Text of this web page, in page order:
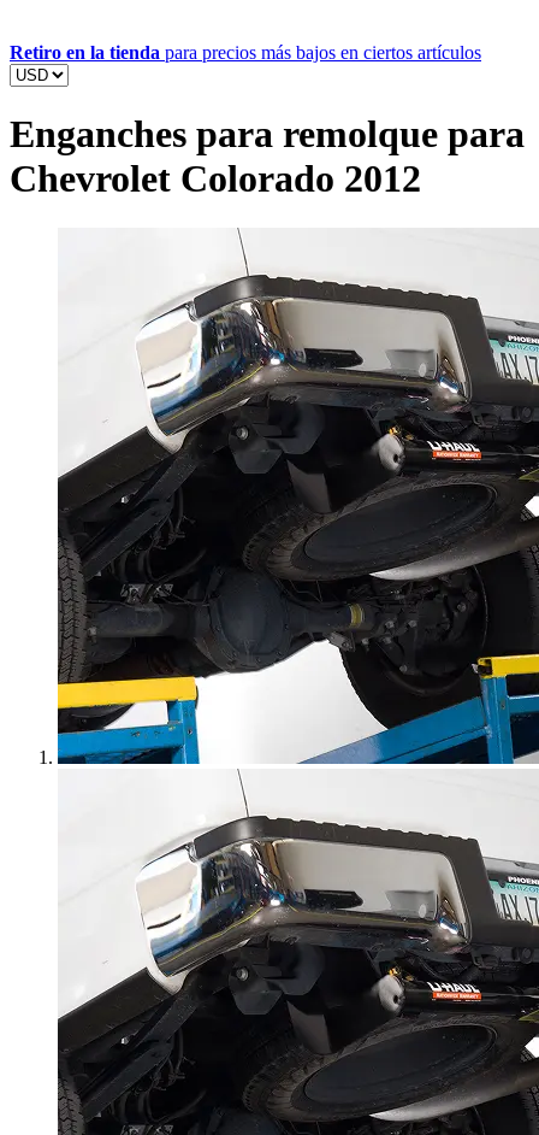
Retiro en la tienda para precios más bajos en ciertos artículos
Enganches para remolque para
Chevrolet Colorado 2012